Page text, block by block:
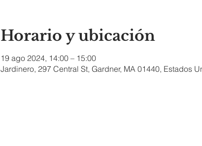
Horario y ubicación
19 ago 2024, 14:00 – 15:00
Jardinero, 297 Central St, Gardner, MA 01440, Estados